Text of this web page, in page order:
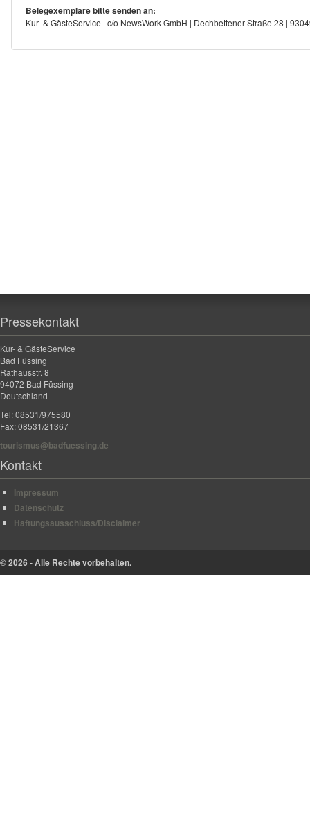
Belegexemplare bitte senden an:
Kur- & GästeService | c/o NewsWork GmbH | Dechbettener Straße 28 |
Pressekontakt
Kur- & GästeService
Bad Füssing
Rathausstr. 8
94072 Bad Füssing
Deutschland
Tel: 08531/975580
Fax: 08531/21367
tourismus@badfuessing.de
Kontakt
Impressum
Datenschutz
Haftungsausschluss/Disclaimer
© 2026 - Alle Rechte vorbehalten.